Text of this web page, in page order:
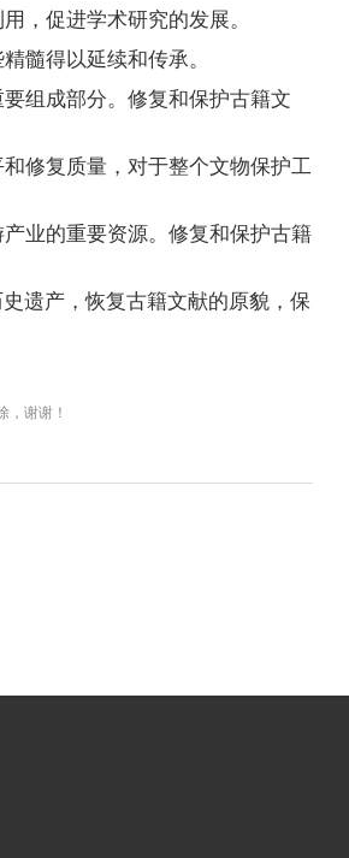
，促进学术研究的发展。
髓得以延续和传承。
组成部分。修复和保护古籍文
修复质量，对于整个文物保护工
业的重要资源。修复和保护古籍
遗产，恢复古籍文献的原貌，保
，谢谢！